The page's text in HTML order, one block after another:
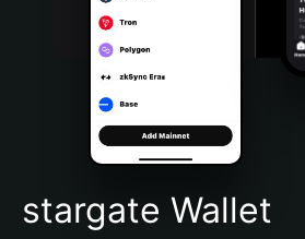
Português (Brasil)
Español (Argentina)
stargate Wallet